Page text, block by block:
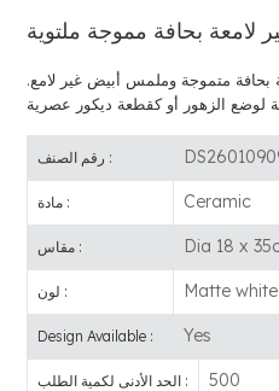
لامعة بحافة مموجة ملتوية
بحافة متموجة وملمس أبيض غير لامع.
رقم الصنف :
مادة : Ceramic
مقاس : Dia 18 x
لون : Matte
Design Available : Yes
الحد الأدنى لكمية الطلب : 500